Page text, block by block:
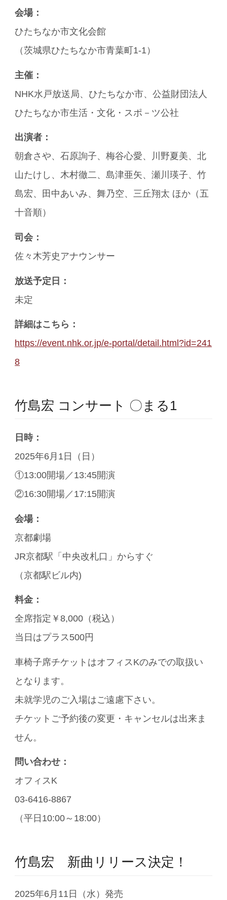
会場：
ひたちなか市文化会館
（茨城県ひたちなか市青葉町1-1）
主催：
NHK水戸放送局、ひたちなか市、公益財団法人
ひたちなか市生活・文化・スポ－ツ公社
出演者：
朝倉さや、石原詢子、梅谷心愛、川野夏美、北
山たけし、木村徹二、島津亜矢、瀬川瑛子、竹
島宏、田中あいみ、舞乃空、三丘翔太 ほか（五
十音順）
司会：
佐々木芳史アナウンサー
放送予定日：
未定
詳細はこちら：
https://event.nhk.or.jp/e-portal/detail.html?id=241
8
竹島宏 コンサート 〇まる1
日時：
2025年6月1日（日）
①13:00開場／13:45開演
②16:30開場／17:15開演
会場：
京都劇場
JR京都駅「中央改札口」からすぐ
（京都駅ビル内)
料金：
全席指定￥8,000（税込）
当日はプラス500円
車椅子席チケットはオフィスKのみでの取扱い
となります。
未就学児のご入場はご遠慮下さい。
チケットご予約後の変更・キャンセルは出来ま
せん。
問い合わせ：
オフィスK
03-6416-8867
（平日10:00～18:00）
竹島宏 新曲リリース決定！
2025年6月11日（水）発売